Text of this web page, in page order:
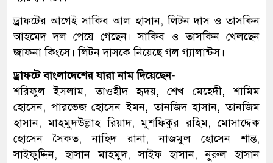
ড্রাফটের আগেই সাকিব আল হাসান, লিটন দাস ও তাসকিন
আহমেদ দল পেয়ে গেছেন। সাকিব ও তাসকিন খেলছেন
জাফনা কিংসে। লিটন দাসকে নিয়েছে গল গ্যালান্টস।
ড্রাফটে বাংলাদেশের যারা নাম দিয়েছেন-
শরিফুল ইসলাম, তাওহীদ হৃদয়, শেখ মেহেদী, শামিম
হোসেন, পারভেজ হোসেন ইমন, তানজিদ হাসান, তানজিম
হাসান, মাহমুদউল্লাহ রিয়াদ, মুশফিকুর রহিম, মোসাদ্দেক
হোসেন সৈকত, নাহিদ রানা, নাজমুল হোসেন শান্ত,
সাইফুদ্দিন, হাসান মাহমুদ, সাইফ হাসান, নুরুল হাসান